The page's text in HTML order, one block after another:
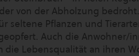
von der Abholzung
seltene Pflanzen und
Auch die Anwohner/
Lebensqualität an ihren